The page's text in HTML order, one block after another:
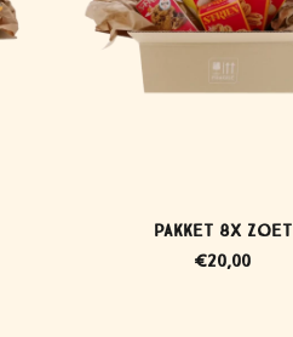
Pakket 8x zoet
€20,00